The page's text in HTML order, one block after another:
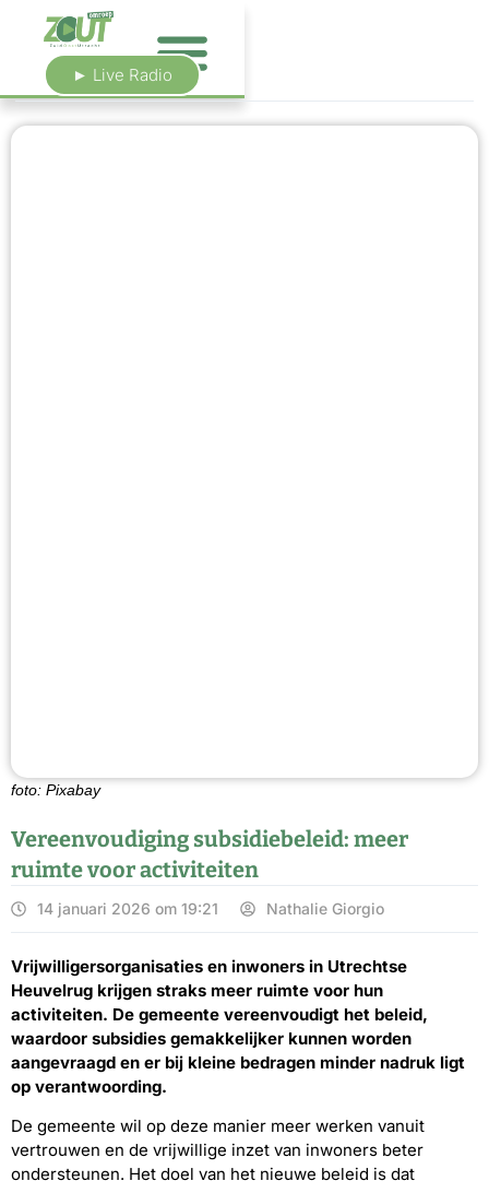
► Live Radio
foto: Pixabay
Vereenvoudiging subsidiebeleid: meer
ruimte voor activiteiten
14 januari 2026 om 19:21 Nathalie Giorgio
Vrijwilligersorganisaties en inwoners in Utrechtse
Heuvelrug krijgen straks meer ruimte voor hun
activiteiten. De gemeente vereenvoudigt het beleid,
waardoor subsidies gemakkelijker kunnen worden
aangevraagd en er bij kleine bedragen minder nadruk ligt
op verantwoording.
De gemeente wil op deze manier meer werken vanuit
vertrouwen en de vrijwillige inzet van inwoners beter
ondersteunen. Het doel van het nieuwe beleid is dat